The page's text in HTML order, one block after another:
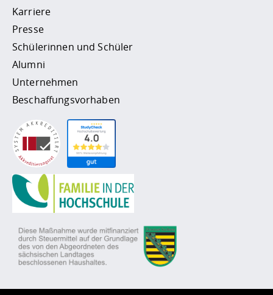
Karriere
Presse
Schülerinnen und Schüler
Alumni
Unternehmen
Beschaffungsvorhaben